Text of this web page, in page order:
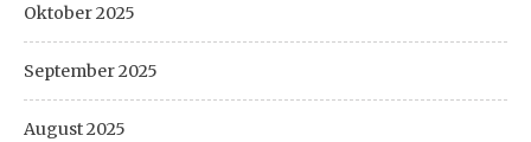
Oktober 2025
September 2025
August 2025